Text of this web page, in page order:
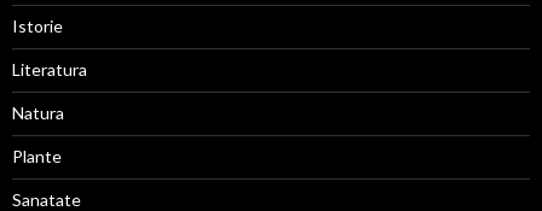
Istorie
Literatura
Natura
Plante
Sanatate